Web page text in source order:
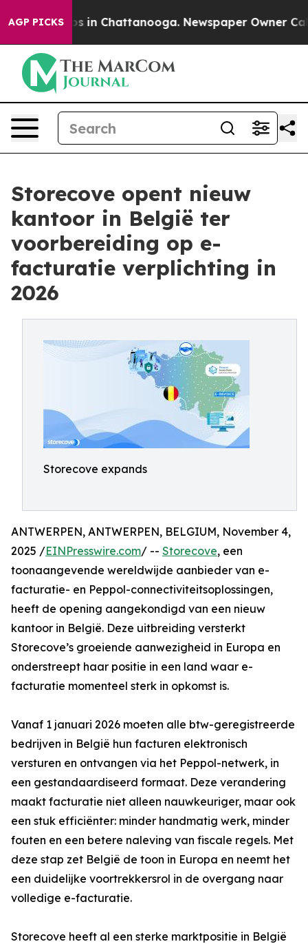
AGP PICKS
Chaos in Chattanooga. Newspaper Owner Calls
Storecove opent nieuw
kantoor in België ter
voorbereiding op e-
facturatie verplichting in
2026
Storecove expands
ANTWERPEN, ANTWERPEN, BELGIUM, November 4,
2025 /EINPresswire.com/ -- Storecove, een
toonaangevende wereldwijde aanbieder van e-
facturatie- en Peppol-connectiviteitsoplossingen,
heeft de opening aangekondigd van een nieuw
kantoor in België. Deze uitbreiding versterkt
Storecove’s groeiende aanwezigheid in Europa en
onderstreept haar positie in een land waar e-
facturatie momenteel sterk in opkomst is.
Vanaf 1 januari 2026 moeten alle btw-geregistreerde
bedrijven in België hun facturen elektronisch
versturen en ontvangen via het Peppol-netwerk, in
een gestandaardiseerd formaat. Deze verandering
maakt facturatie niet alleen nauwkeuriger, maar ook
een stuk efficiënter: minder handmatig werk, minder
fouten en een betere naleving van fiscale regels. Met
deze stap zet België de toon in Europa en neemt het
een duidelijke voortrekkersrol in de overgang naar
volledige e-facturatie.
Storecove heeft al een sterke marktpositie in België